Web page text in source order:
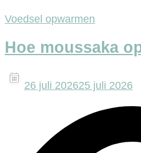
Voedsel opwarmen
Hoe moussaka
26 juli 202625 juli 2026